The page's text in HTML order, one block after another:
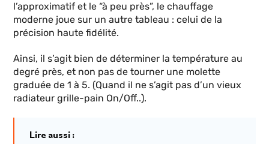
l’approximatif et le “à peu près”, le chauffage
moderne joue sur un autre tableau : celui de la
précision haute fidélité.
Ainsi, il s’agit bien de déterminer la température au
degré près, et non pas de tourner une molette
graduée de 1 à 5. (Quand il ne s’agit pas d’un vieux
radiateur grille-pain On/Off..).
Lire aussi :